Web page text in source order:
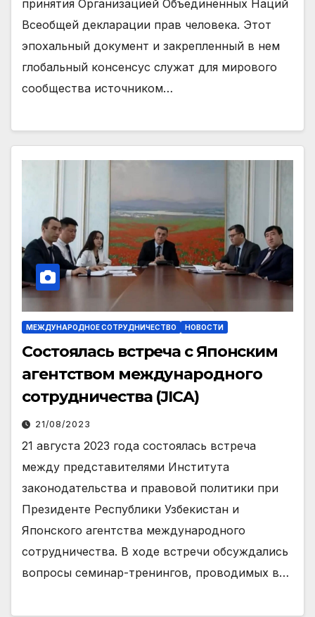
принятия Организацией Объединенных Наций
Всеобщей декларации прав человека. Этот
эпохальный документ и закрепленный в нем
глобальный консенсус служат для мирового
сообщества источником…
МЕЖДУНАРОДНОЕ СОТРУДНИЧЕСТВО НОВОСТИ
Состоялась встреча с Японским
агентством международного
сотрудничества (JICA)
21/08/2023
21 августа 2023 года состоялась встреча
между представителями Института
законодательства и правовой политики при
Президенте Республики Узбекистан и
Японского агентства международного
сотрудничества. В ходе встречи обсуждались
вопросы семинар-тренингов, проводимых в…